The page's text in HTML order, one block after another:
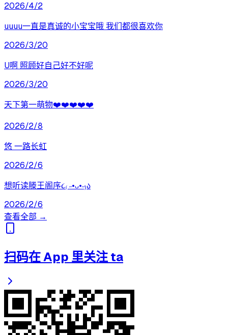
2026/4/2
uuuu一直是真诚的小宝宝哦 我们都很喜欢你
2026/3/20
U啊 照顾好自己好不好呢
2026/3/20
天下第一萌物❤️❤️❤️❤️❤️
2026/2/8
悠 一路长虹
2026/2/6
想听读滕王阁序૮₍ ˶•ᴗ•˶₎ა
2026/2/6
查看全部 →
扫码在 App 里关注 ta